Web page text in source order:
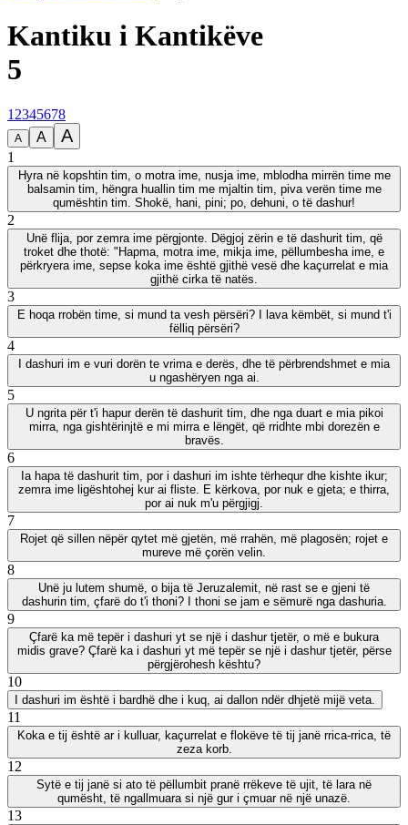
Kantiku i Kantikëve
5
1 2345678
A A A
1
Hyra në kopshtin tim, o motra ime, nusja ime, mblodha mirrën time me
balsamin tim, hëngra huallin tim me mjaltin tim, piva verën time me
qumështin tim. Shokë, hani, pini; po, dehuni, o të dashur!
2
Unë flija, por zemra ime përgjonte. Dëgjoj zërin e të dashurit tim, që
troket dhe thotë: "Hapma, motra ime, mikja ime, pëllumbesha ime, e
përkryera ime, sepse koka ime është gjithë vesë dhe kaçurrelat e mia
gjithë cirka të natës.
3
E hoqa rrobën time, si mund ta vesh përsëri? I lava këmbët, si mund t'i
fëlliq përsëri?
4
I dashuri im e vuri dorën te vrima e derës, dhe të përbrendshmet e mia
u ngashëryen nga ai.
5
U ngrita për t'i hapur derën të dashurit tim, dhe nga duart e mia pikoi
mirra, nga gishtërinjtë e mi mirra e lëngët, që rridhte mbi dorezën e
bravës.
6
Ia hapa të dashurit tim, por i dashuri im ishte tërhequr dhe kishte ikur;
zemra ime ligështohej kur ai fliste. E kërkova, por nuk e gjeta; e thirra,
por ai nuk m'u përgjigj.
7
Rojet që sillen nëpër qytet më gjetën, më rrahën, më plagosën; rojet e
mureve më çorën velin.
8
Unë ju lutem shumë, o bija të Jeruzalemit, në rast se e gjeni të
dashurin tim, çfarë do t'i thoni? I thoni se jam e sëmurë nga dashuria.
9
Çfarë ka më tepër i dashuri yt se një i dashur tjetër, o më e bukura
midis grave? Çfarë ka i dashuri yt më tepër se një i dashur tjetër, përse
përgjërohesh kështu?
10
I dashuri im është i bardhë dhe i kuq, ai dallon ndër dhjetë mijë veta.
11
Koka e tij është ar i kulluar, kaçurrelat e flokëve të tij janë rrica-rrica, të
zeza korb.
12
Sytë e tij janë si ato të pëllumbit pranë rrëkeve të ujit, të lara në
qumësht, të ngallmuara si një gur i çmuar në një unazë.
13